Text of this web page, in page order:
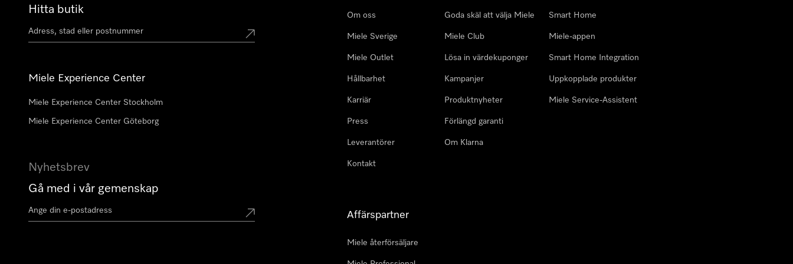
Hitta butik
Miele Experience Center
Miele Experience Center Stockholm
Miele Experience Center Göteborg
Nyhetsbrev
Gå med i vår gemenskap
Om oss
Miele Sverige
Miele Outlet
Hållbarhet
Karriär
Press
Leverantörer
Kontakt
Goda skäl att välja Miele
Miele Club
Lösa in värdekuponger
Kampanjer
Produktnyheter
Förlängd garanti
Om Klarna
Smart Home
Miele-appen
Smart Home Integration
Uppkopplade produkter
Miele Service-Assistent
Affärspartner
Miele återförsäljare